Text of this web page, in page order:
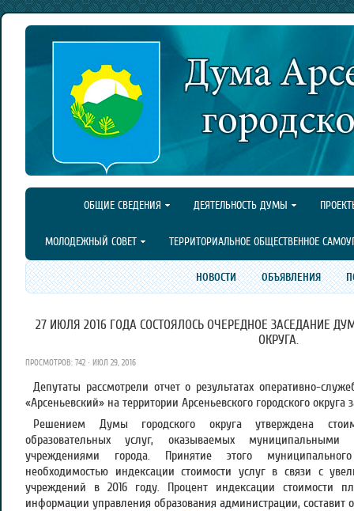
ОБЩИЕ СВЕДЕНИЯ ДЕЯТЕЛЬНОСТЬ ДУМЫ
МОЛОДЕЖНЫЙ СОВЕТ ТЕРРИТОРИАЛЬНОЕ ОБЩЕСТВЕННОЕ
НОВОСТИ ОБЪЯВЛЕНИЯ
27 ИЮЛЯ 2016 ГОДА СОСТОЯЛОСЬ ОЧЕРЕДНОЕ ЗАСЕДАНИЕ
ОКРУГА.
ПРОСМОТРОВ: 742 · ИЮЛ 29, 2016
Депутаты рассмотрели отчет о результатах оперативно-
«Арсеньевский» на территории Арсеньевского городского округа
Решением Думы городского округа утверждена
образовательных услуг, оказываемых муниципальными
учреждениями города. Принятие этого
необходимостью индексации стоимости услуг в связи с
учреждений в 2016 году. Процент индексации стоимости
информации управления образования администрации, составит